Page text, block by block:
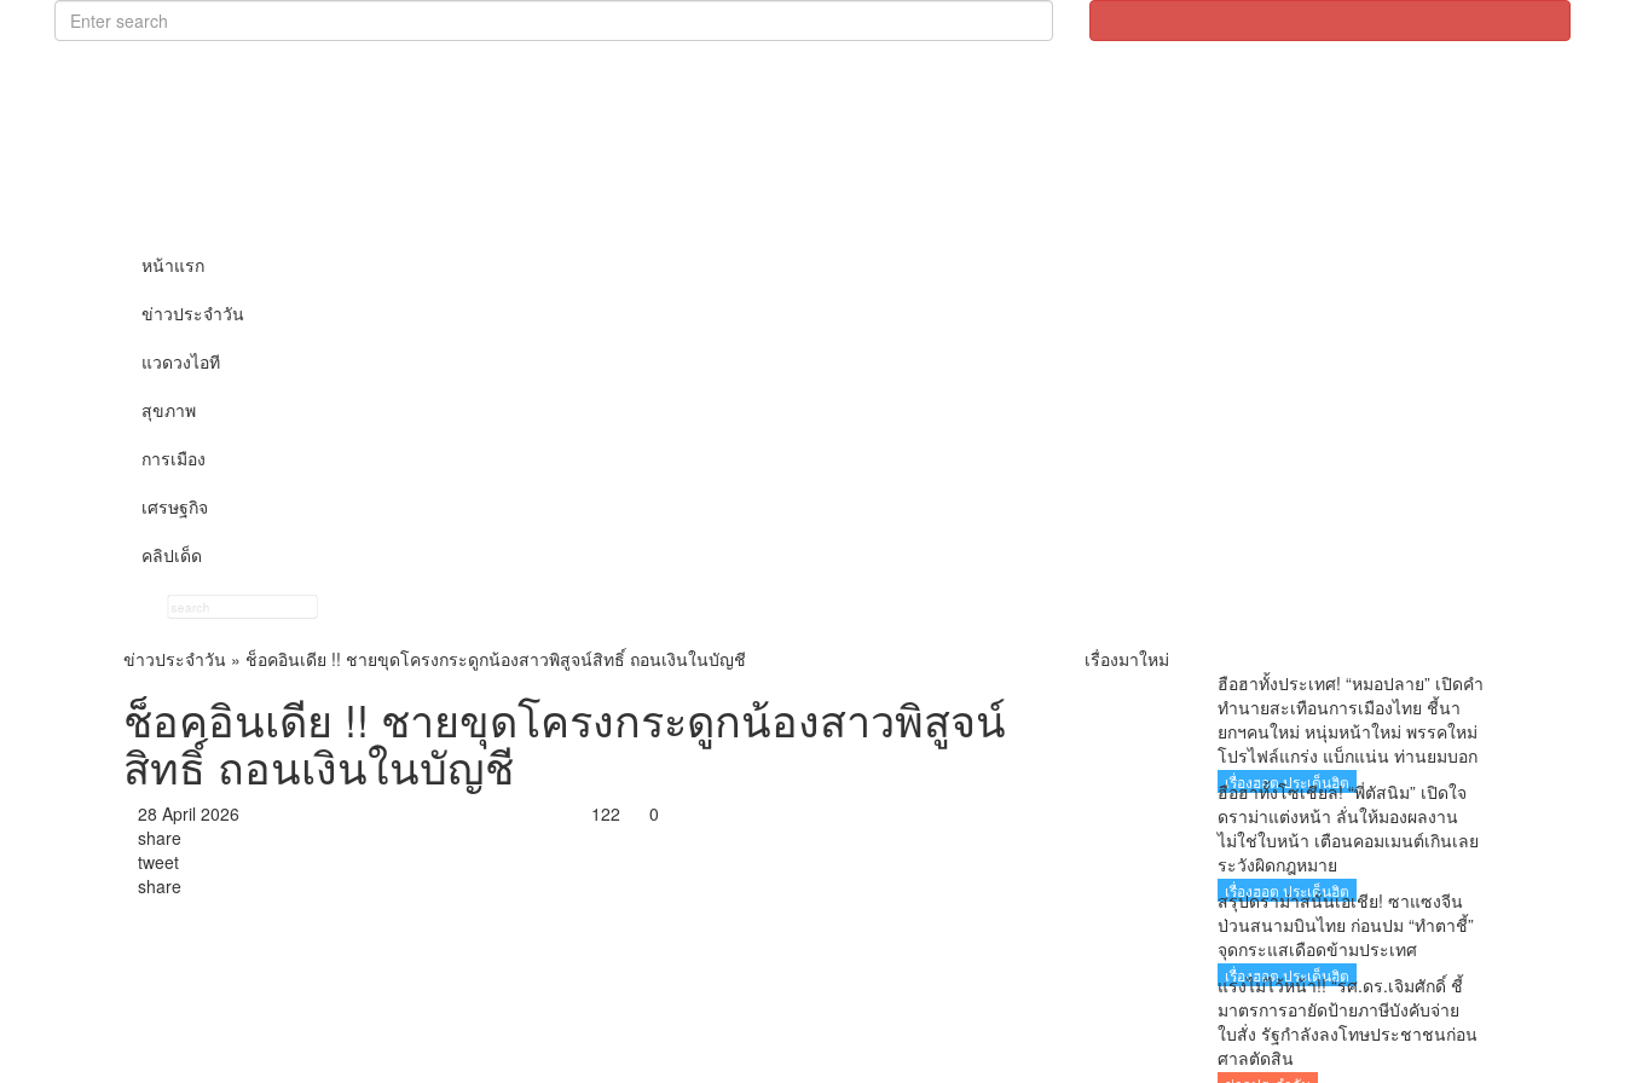
หน้าแรก
ข่าวประจำวัน
แวดวงไอที
สุขภาพ
การเมือง
เศรษฐกิจ
คลิปเด็ด
ข่าวประจำวัน » ช็อคอินเดีย !! ชายขุดโครงกระดูกน้องสาวพิสูจน์สิทธิ์ ถอนเงินในบัญชี
ช็อคอินเดีย !! ชายขุดโครงกระดูกน้องสาวพิสูจน์
สิทธิ์ ถอนเงินในบัญชี
28 April 2026 122
share
tweet
share
เรื่องมาใหม่
ฮือฮาทั้งประเทศ! “หมอปลาย” เปิดคำ
ทำนายสะเทือนการเมืองไทย ชี้นา
ยกฯคนใหม่ หนุ่มหน้าใหม่ พรรคใหม่
โปรไฟล์แกร่ง แบ็กแน่น ท่านยมบอก
เรื่องฮอต ประเด็นฮิต
ฮือฮาทั้งโซเชียล! “พี่ตัสนิม” เปิดใจ
ดราม่าแต่งหน้า ลั่นให้มองผลงาน
ไม่ใช่ใบหน้า เตือนคอมเมนต์เกินเลย
ระวังผิดกฎหมาย
เรื่องฮอต ประเด็นฮิต
สรุปดราม่าสนั่นเอเชีย! ซาแซงจีน
ป่วนสนามบินไทย ก่อนปม “ทำตาชี้”
จุดกระแสเดือดข้ามประเทศ
เรื่องฮอต ประเด็นฮิต
แรงไม่ไว้หน้า!! “รศ.ดร.เจิมศักดิ์ ชี้
มาตรการอายัดป้ายภาษีบังคับจ่าย
ใบสั่ง รัฐกำลังลงโทษประชาชนก่อน
ศาลตัดสิน